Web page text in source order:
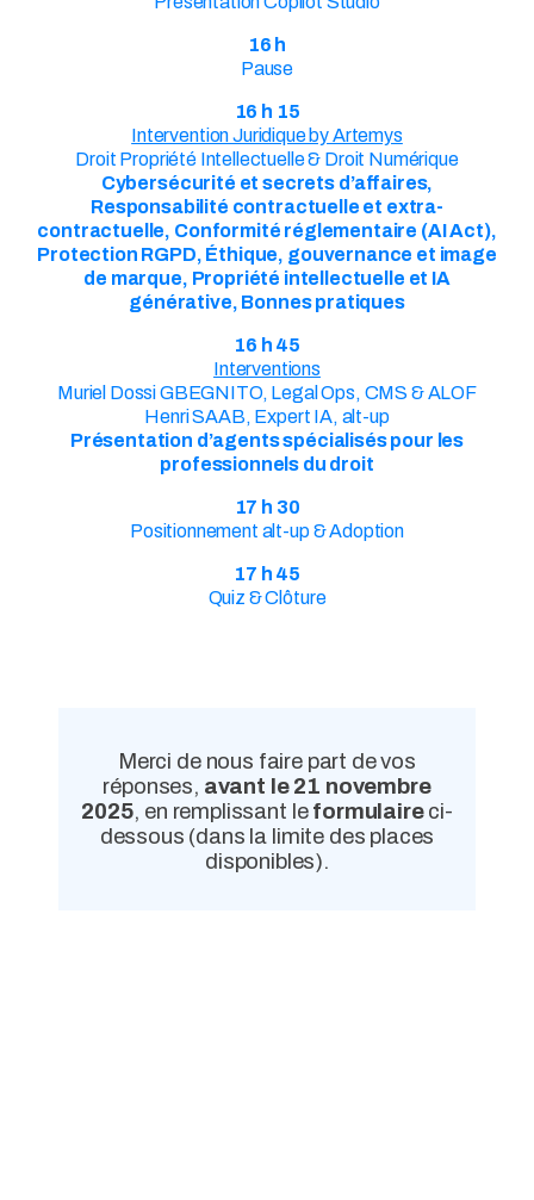
16 h
Pause
16 h 15
Intervention Juridique by Artemys
Droit Propriété Intellectuelle & Droit Numérique
Cybersécurité et secrets d’affaires,
Responsabilité contractuelle et extra-
contractuelle, Conformité réglementaire (AI Act),
Protection RGPD, Éthique, gouvernance et image
de marque, Propriété intellectuelle et IA
générative, Bonnes pratiques
16 h 45
Interventions
Muriel Dossi GBEGNITO, Legal Ops, CMS & ALOF
Henri SAAB, Expert IA, alt-up
Présentation d’agents spécialisés pour les
professionnels du droit
17 h 30
Positionnement alt-up & Adoption
17 h 45
Quiz & Clôture
Merci de nous faire part de vos
réponses, avant le 21 novembre
2025, en remplissant le formulaireci-
dessous (dans la limite des places
disponibles).